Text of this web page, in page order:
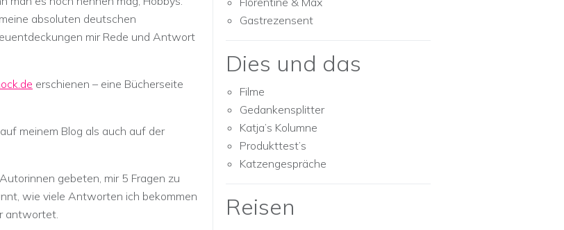
absoluten deutschen
mir Rede und Antwort
erschienen – eine Bücherseite
meinem Blog als auch auf der
gebeten, mir 5 Fragen zu
wie viele Antworten ich bekommen
antwortet.
Gastrezensent
Dies und das
Filme
Gedankensplitter
Katja’s Kolumne
Produkttest’s
Katzengespräche
Reisen